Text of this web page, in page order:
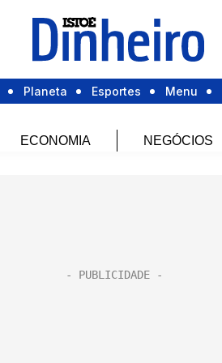
Planeta Esportes Menu
ECONOMIA NEGÓCIOS